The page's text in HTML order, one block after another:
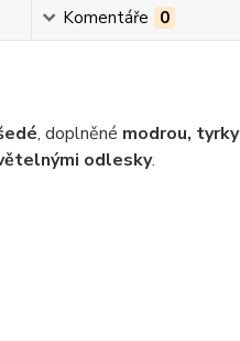
Komentáře 0
, doplněné modrou,
odlesky.